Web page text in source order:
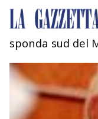
AMBIENTE
MOBILITÀ
INDUSTRIA
sponda sud del